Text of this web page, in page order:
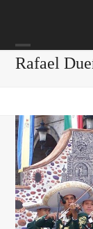
content
Rafael
Open
Close